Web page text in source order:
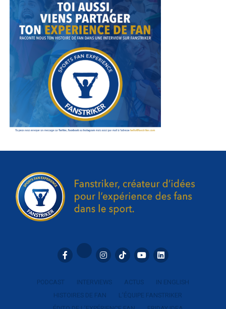
PODCAST INTERVIEWS ACTUS
IN ENGLISH
HISTOIRES DE FAN
L’ÉQUIPE FANSTRIKER